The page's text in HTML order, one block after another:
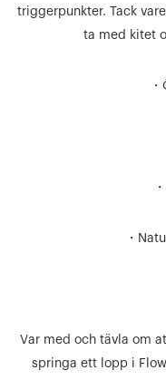
triggerpunkter. Tack
ta med kitet
・
Var med och tävla om
springa ett lopp i